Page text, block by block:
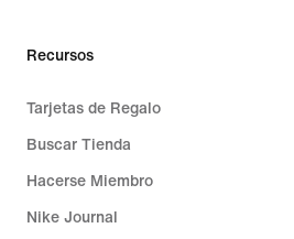
Recursos
Tarjetas de Regalo
Buscar Tienda
Hacerse Miembro
Nike Journal